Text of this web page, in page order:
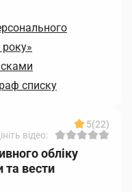
списку
5(22)
відео:
обліку
та вести